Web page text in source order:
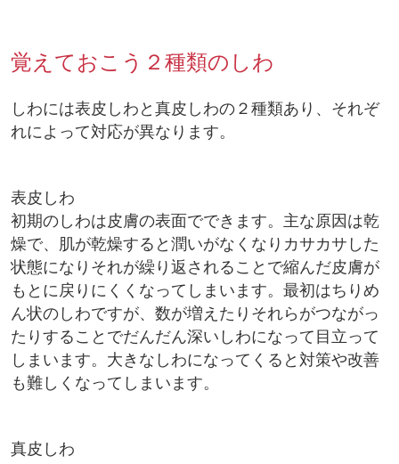
覚えておこう２種類のしわ
しわには表皮しわと真皮しわの２種類あり、それぞ
れによって対応が異なります。
表皮しわ
初期のしわは皮膚の表面でできます。主な原因は乾
燥で、肌が乾燥すると潤いがなくなりカサカサした
状態になりそれが繰り返されることで縮んだ皮膚が
もとに戻りにくくなってしまいます。最初はちりめ
ん状のしわですが、数が増えたりそれらがつながっ
たりすることでだんだん深いしわになって目立って
しまいます。大きなしわになってくると対策や改善
も難しくなってしまいます。
真皮しわ